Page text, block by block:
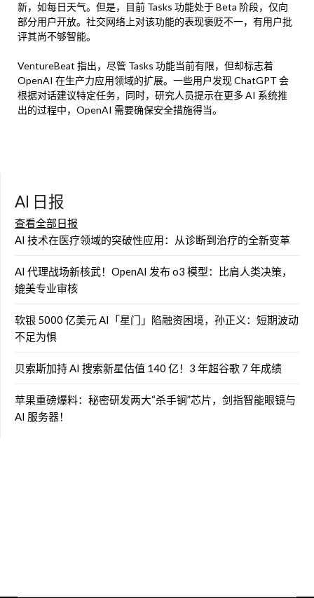
新，如每日天气。但是，目前 Tasks 功能处于 Beta 阶段，仅向
部分用户开放。社交网络上对该功能的表现褒贬不一，有用户批
评其尚不够智能。
VentureBeat 指出，尽管 Tasks 功能当前有限，但却标志着
OpenAI 在生产力应用领域的扩展。一些用户发现 ChatGPT 会
根据对话建议特定任务，同时，研究人员提示在更多 AI 系统推
出的过程中，OpenAI 需要确保安全措施得当。
AI 日报
查看全部日报
AI 技术在医疗领域的突破性应用：从诊断到治疗的全新变革
AI 代理战场新核武！OpenAI 发布 o3 模型：比肩人类决策，
媲美专业审核
软银 5000 亿美元 AI「星门」陷融资困境，孙正义：短期波动
不足为惧
贝索斯加持 AI 搜索新星估值 140 亿！3 年超谷歌 7 年成绩
苹果重磅爆料：秘密研发两大“杀手锏”芯片，剑指智能眼镜与
AI 服务器！